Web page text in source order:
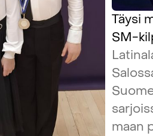
Täysi
SM-
maan